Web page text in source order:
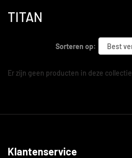
TITAN
Sorteren op:
Er zijn geen producten in deze collectie
Klantenservice